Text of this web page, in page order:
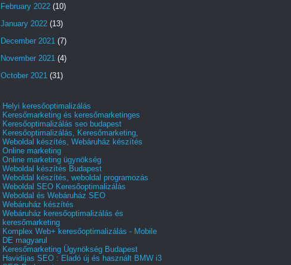
February 2022 (10)
January 2022 (13)
December 2021 (7)
November 2021 (4)
October 2021 (31)
Helyi keresőoptimalizálás
Keresőmarketing és keresőmarketinges
Keresőoptimalizálás seo budapest
Keresőoptimalizálás, Keresőmarketing,
Weboldal készítés, Webáruház készítés
Online marketing
Online marketing ügynökség
Weboldal készítés Budapest
Weboldal készítés, weboldal programozás
Weboldal SEO Keresőoptimalizálás
Weboldal és Webáruház SEO
Webáruház készítés
Webáruház keresőoptimalizálás és
keresőmarketing
Komplex Web+ keresőoptimalizálás - Mobile
DE magyarul
Keresőmarketing Ügynökség Budapest
Havidíjas SEO : Eladó új és használt BMW i3